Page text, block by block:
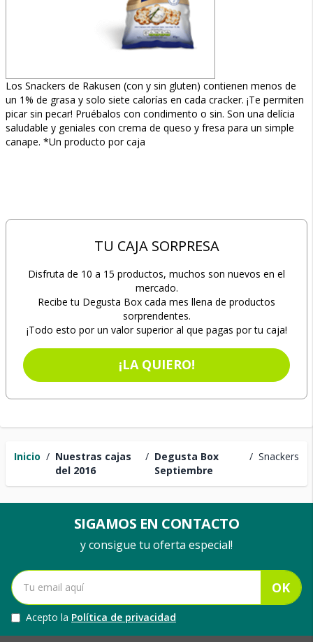
Inicio / Nuestras cajas
del 2016
/ Degusta Box
Septiembre
/ Snackers
Los Snackers de Rakusen (con y sin gluten) contienen menos de
un 1% de grasa y solo siete calorías en cada cracker. ¡Te permiten
picar sin pecar! Pruébalos con condimento o sin. Son una delícia
saludable y geniales con crema de queso y fresa para un simple
canape. *Un producto por caja
TU CAJA SORPRESA
Disfruta de 10 a 15 productos, muchos son nuevos en el
mercado.
Recibe tu Degusta Box cada mes llena de productos
sorprendentes.
¡Todo esto por un valor superior al que pagas por tu caja!
¡LA QUIERO!
SIGAMOS EN CONTACTO
y consigue tu oferta especial!
OK
Acepto la Política de privacidad